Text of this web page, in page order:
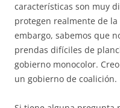
características son muy
protegen realmente de
embargo, sabemos que
prendas difíciles de
gobierno monocolor.
un gobierno de coalición.